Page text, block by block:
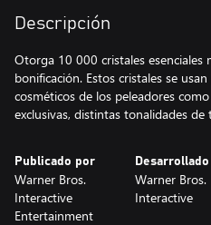
Descripción
Otorga 10 000 cristales esenciales
bonificación. Estos cristales se
cosméticos de los peleadores
exclusivas, distintas tonalidades de
Publicado por
Warner Bros.
Interactive
Entertainment
Warner Bros.
Interactive